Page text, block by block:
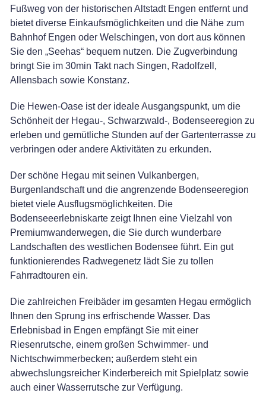
Fußweg von der historischen Altstadt Engen entfernt und
bietet diverse Einkaufsmöglichkeiten und die Nähe zum
Bahnhof Engen oder Welschingen, von dort aus können
Sie den „Seehas“ bequem nutzen. Die Zugverbindung
bringt Sie im 30min Takt nach Singen, Radolfzell,
Allensbach sowie Konstanz.
Die Hewen-Oase ist der ideale Ausgangspunkt, um die
Schönheit der Hegau-, Schwarzwald-, Bodenseeregion zu
erleben und gemütliche Stunden auf der Gartenterrasse zu
verbringen oder andere Aktivitäten zu erkunden.
Der schöne Hegau mit seinen Vulkanbergen,
Burgenlandschaft und die angrenzende Bodenseeregion
bietet viele Ausflugsmöglichkeiten. Die
Bodenseeerlebniskarte zeigt Ihnen eine Vielzahl von
Premiumwanderwegen, die Sie durch wunderbare
Landschaften des westlichen Bodensee führt. Ein gut
funktionierendes Radwegenetz lädt Sie zu tollen
Fahrradtouren ein.
Die zahlreichen Freibäder im gesamten Hegau ermöglich
Ihnen den Sprung ins erfrischende Wasser. Das
Erlebnisbad in Engen empfängt Sie mit einer
Riesenrutsche, einem großen Schwimmer- und
Nichtschwimmerbecken; außerdem steht ein
abwechslungsreicher Kinderbereich mit Spielplatz sowie
auch einer Wasserrutsche zur Verfügung.